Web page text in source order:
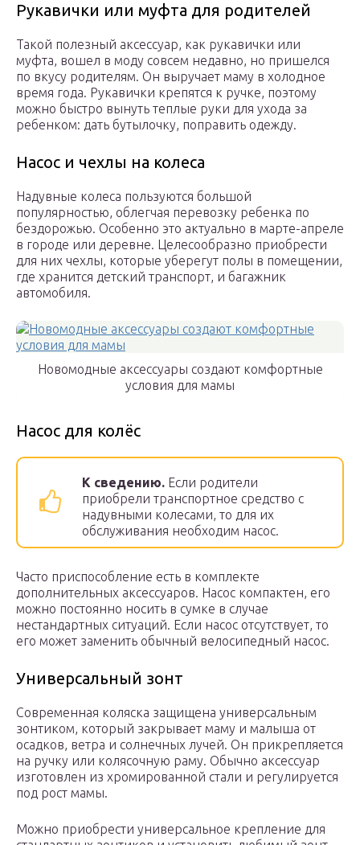
Рукавички или муфта для родителей
Такой полезный аксессуар, как рукавички или
муфта, вошел в моду совсем недавно, но пришелся
по вкусу родителям. Он выручает маму в холодное
время года. Рукавички крепятся к ручке, поэтому
можно быстро вынуть теплые руки для ухода за
ребенком: дать бутылочку, поправить одежду.
Насос и чехлы на колеса
Надувные колеса пользуются большой
популярностью, облегчая перевозку ребенка по
бездорожью. Особенно это актуально в марте-апреле
в городе или деревне. Целесообразно приобрести
для них чехлы, которые уберегут полы в помещении,
где хранится детский транспорт, и багажник
автомобиля.
Новомодные аксессуары создают комфортные
условия для мамы
Насос для колёс
К сведению. Если родители
приобрели транспортное средство с
надувными колесами, то для их
обслуживания необходим насос.
Часто приспособление есть в комплекте
дополнительных аксессуаров. Насос компактен, его
можно постоянно носить в сумке в случае
нестандартных ситуаций. Если насос отсутствует, то
его может заменить обычный велосипедный насос.
Универсальный зонт
Современная коляска защищена универсальным
зонтиком, который закрывает маму и малыша от
осадков, ветра и солнечных лучей. Он прикрепляется
на ручку или колясочную раму. Обычно аксессуар
изготовлен из хромированной стали и регулируется
под рост мамы.
Можно приобрести универсальное крепление для